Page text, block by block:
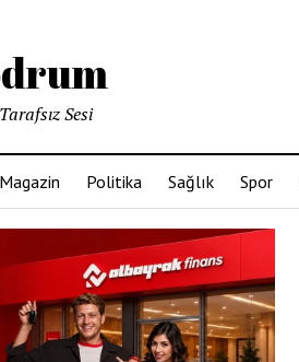
Sesi
Magazin Politika Sağlık Spor